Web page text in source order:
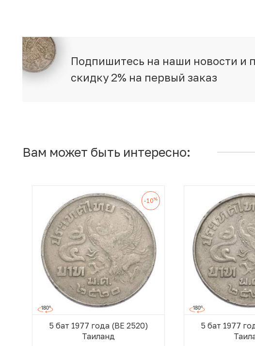
Подпишитесь на наши новости и
скидку 2% на первый заказ
Вам может быть интересно:
-10%
5 бат 1977 года (BE 2520)
Таиланд
5 бат 1977